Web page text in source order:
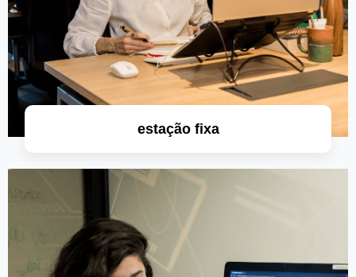
estação fixa
saiba mais